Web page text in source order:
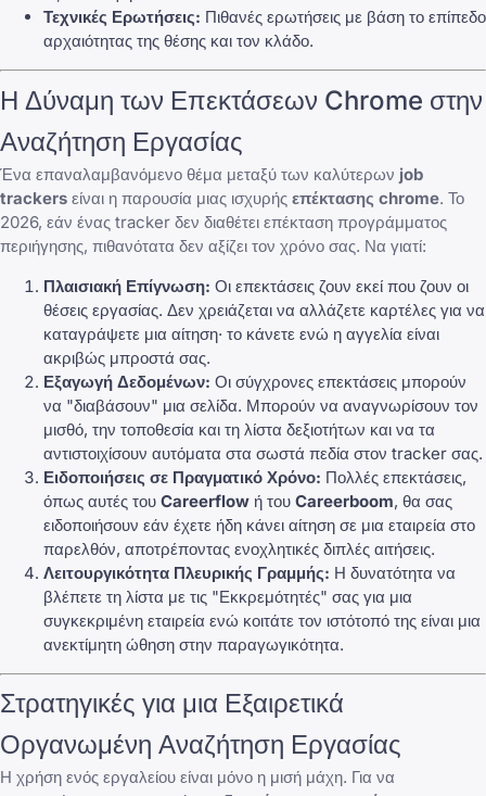
Τεχνικές Ερωτήσεις: Πιθανές ερωτήσεις με βάση το επίπεδο
αρχαιότητας της θέσης και τον κλάδο.
Η Δύναμη των Επεκτάσεων Chrome στην
Αναζήτηση Εργασίας
Ένα επαναλαμβανόμενο θέμα μεταξύ των καλύτερων job
trackers είναι η παρουσία μιας ισχυρής επέκτασης chrome. Το
2026, εάν ένας tracker δεν διαθέτει επέκταση προγράμματος
περιήγησης, πιθανότατα δεν αξίζει τον χρόνο σας. Να γιατί:
Πλαισιακή Επίγνωση: Οι επεκτάσεις ζουν εκεί που ζουν οι
θέσεις εργασίας. Δεν χρειάζεται να αλλάζετε καρτέλες για να
καταγράψετε μια αίτηση· το κάνετε ενώ η αγγελία είναι
ακριβώς μπροστά σας.
Εξαγωγή Δεδομένων: Οι σύγχρονες επεκτάσεις μπορούν
να "διαβάσουν" μια σελίδα. Μπορούν να αναγνωρίσουν τον
μισθό, την τοποθεσία και τη λίστα δεξιοτήτων και να τα
αντιστοιχίσουν αυτόματα στα σωστά πεδία στον tracker σας.
Ειδοποιήσεις σε Πραγματικό Χρόνο: Πολλές επεκτάσεις,
όπως αυτές του Careerflow ή του Careerboom, θα σας
ειδοποιήσουν εάν έχετε ήδη κάνει αίτηση σε μια εταιρεία στο
παρελθόν, αποτρέποντας ενοχλητικές διπλές αιτήσεις.
Λειτουργικότητα Πλευρικής Γραμμής: Η δυνατότητα να
βλέπετε τη λίστα με τις "Εκκρεμότητές" σας για μια
συγκεκριμένη εταιρεία ενώ κοιτάτε τον ιστότοπό της είναι μια
ανεκτίμητη ώθηση στην παραγωγικότητα.
Στρατηγικές για μια Εξαιρετικά
Οργανωμένη Αναζήτηση Εργασίας
Η χρήση ενός εργαλείου είναι μόνο η μισή μάχη. Για να